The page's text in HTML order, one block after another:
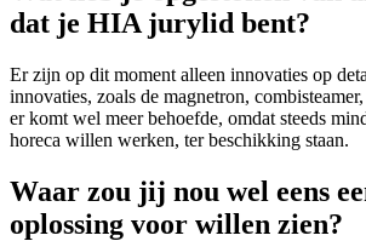
dat je HIA jurylid bent?
Er zijn op dit moment alleen innovaties op
innovaties, zoals de magnetron,
er komt wel meer behoefde, omdat steeds
horeca willen werken, ter beschikking staan.
Waar zou jij nou wel eens
oplossing voor willen zien?